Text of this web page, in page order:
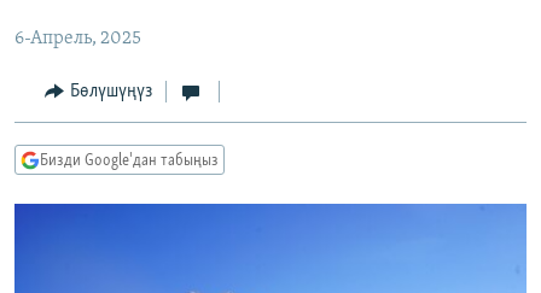
МАДАНИЯТ
ТВ ПРОГРАММАЛАР
БҮГҮН АЗАТТЫКТА
ПОДКАСТ
Русский
6-Апрель, 2025
Бөлүшүңүз
Бизди Google'дан табыңыз